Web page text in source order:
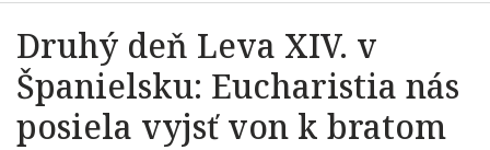
Druhý deň Leva XIV. v
Španielsku: Eucharistia nás
posiela vyjsť von k bratom